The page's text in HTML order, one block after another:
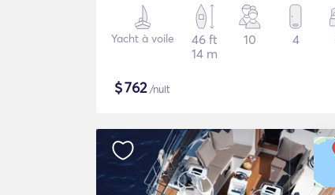
Yacht à voile
46 ft
14 m
10 4
$762/nuit